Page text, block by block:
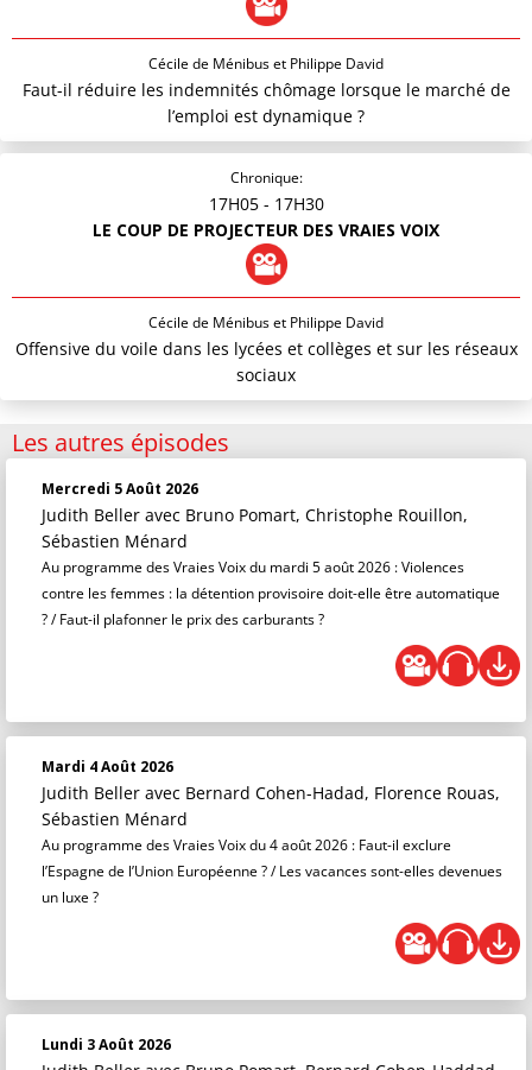
Cécile de Ménibus et Philippe David
Faut-il réduire les indemnités chômage lorsque le marché de
l’emploi est dynamique ?
Chronique:
17H05 - 17H30
LE COUP DE PROJECTEUR DES VRAIES VOIX
Cécile de Ménibus et Philippe David
Offensive du voile dans les lycées et collèges et sur les réseaux
sociaux
Les autres épisodes
Mercredi 5 Août 2026
Judith Beller avec Bruno Pomart, Christophe Rouillon,
Sébastien Ménard
Au programme des Vraies Voix du mardi 5 août 2026 : Violences
contre les femmes : la détention provisoire doit-elle être automatique
? / Faut-il plafonner le prix des carburants ?
Mardi 4 Août 2026
Judith Beller avec Bernard Cohen-Hadad, Florence Rouas,
Sébastien Ménard
Au programme des Vraies Voix du 4 août 2026 : Faut-il exclure
l’Espagne de l’Union Européenne ? / Les vacances sont-elles devenues
un luxe ?
Lundi 3 Août 2026